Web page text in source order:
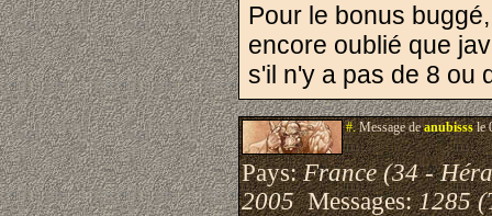
Pour le bonus
encore oublié que
s'il n'y a pas de 8 ou
#.Message deanubisssle
Pays:France (34 -
2005Messages:1285